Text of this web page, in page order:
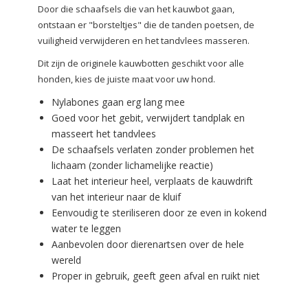
Door die schaafsels die van het kauwbot gaan,
ontstaan er "borsteltjes" die de tanden poetsen, de
vuiligheid verwijderen en het tandvlees masseren.
Dit zijn de originele kauwbotten geschikt voor alle
honden, kies de juiste maat voor uw hond.
Nylabones gaan erg lang mee
Goed voor het gebit, verwijdert tandplak en
masseert het tandvlees
De schaafsels verlaten zonder problemen het
lichaam (zonder lichamelijke reactie)
Laat het interieur heel, verplaats de kauwdrift
van het interieur naar de kluif
Eenvoudig te steriliseren door ze even in kokend
water te leggen
Aanbevolen door dierenartsen over de hele
wereld
Proper in gebruik, geeft geen afval en ruikt niet